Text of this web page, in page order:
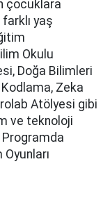
çocuklara
yaş
Okulu
Doğa Bilimleri
Zeka
Atölyesi gibi
ve teknoloji
Programda